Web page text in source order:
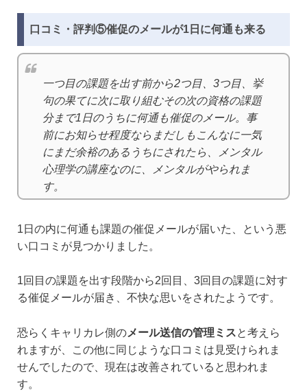
口コミ・評判⑤催促のメールが1日に何通も来る
一つ目の課題を出す前から2つ目、3つ目、挙
句の果てに次に取り組むその次の資格の課題
分まで1日のうちに何通も催促のメール。事
前にお知らせ程度ならまだしもこんなに一気
にまだ余裕のあるうちにされたら、メンタル
心理学の講座なのに、メンタルがやられま
す。
1日の内に何通も課題の催促メールが届いた、という悪
い口コミが見つかりました。
1回目の課題を出す段階から2回目、3回目の課題に対す
る催促メールが届き、不快な思いをされたようです。
恐らくキャリカレ側のメール送信の管理ミスと考えら
れますが、この他に同じような口コミは見受けられま
せんでしたので、現在は改善されていると思われま
す。